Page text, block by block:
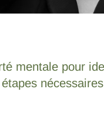
mentale pour